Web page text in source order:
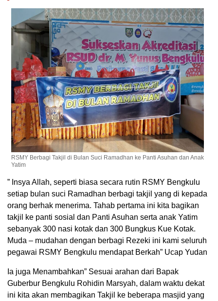
RSMY Berbagi Takjil di Bulan Suci Ramadhan ke Panti Asuhan dan Anak
Yatim
” Insya Allah, seperti biasa secara rutin RSMY Bengkulu
setiap bulan suci Ramadhan berbagi takjil yang di kepada
orang berhak menerima. Tahab pertama ini kita bagikan
takjil ke panti sosial dan Panti Asuhan serta anak Yatim
sebanyak 300 nasi kotak dan 300 Bungkus Kue Kotak.
Muda – mudahan dengan berbagi Rezeki ini kami seluruh
pegawai RSMY Bengkulu mendapat Berkah” Ucap Yudan
Ia juga Menambahkan” Sesuai arahan dari Bapak
Guberbur Bengkulu Rohidin Marsyah, dalam waktu dekat
ini kita akan membagikan Takjil ke beberapa masjid yang